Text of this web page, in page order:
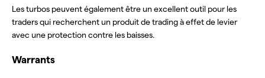
Les turbos peuvent également être un excellent outil pour les
traders qui recherchent un produit de trading à effet de levier
avec une protection contre les baisses.
Warrants